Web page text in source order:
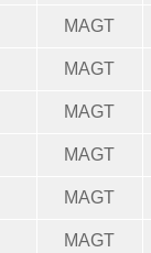
MAGT
MAGT
MAGT
MAGT
MAGT
MAGT